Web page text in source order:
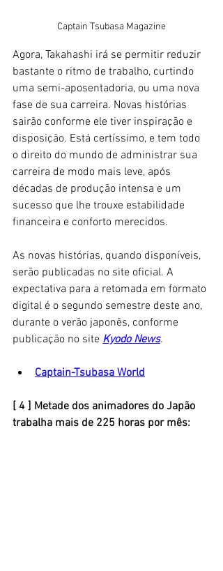
Captain Tsubasa Magazine
Agora, Takahashi irá se permitir reduzir
bastante o ritmo de trabalho, curtindo
uma semi-aposentadoria, ou uma nova
fase de sua carreira. Novas histórias
sairão conforme ele tiver inspiração e
disposição. Está certíssimo, e tem todo
o direito do mundo de administrar sua
carreira de modo mais leve, após
décadas de produção intensa e um
sucesso que lhe trouxe estabilidade
financeira e conforto merecidos.
As novas histórias, quando disponíveis,
serão publicadas no site oficial. A
expectativa para a retomada em formato
digital é o segundo semestre deste ano,
durante o verão japonês, conforme
publicação no site Kyodo News.
Captain-Tsubasa World
[ 4 ] Metade dos animadores do Japão
trabalha mais de 225 horas por mês: